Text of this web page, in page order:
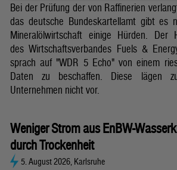
Bei der Prüfung der von Raffinerien
das deutsche Bundeskartellamt gibt es
Mineralölwirtschaft einige Hürden. Der
des Wirtschaftsverbandes Fuels &
sprach auf "WDR 5 Echo" von einem
Daten zu beschaffen. Diese lägen
Unternehmen nicht vor.
Weniger Strom aus EnBW-
durch Trockenheit
5. August 2026, Karlsruhe